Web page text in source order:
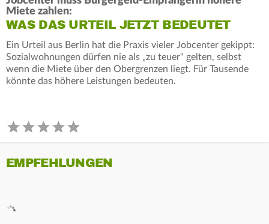
Miete zahlen:
WAS DAS URTEIL JETZT BEDEUTET
Ein Urteil aus Berlin hat die Praxis vieler Jobcenter gekippt:
Sozialwohnungen dürfen nie als „zu teuer“ gelten, selbst
wenn die Miete über den Obergrenzen liegt. Für Tausende
könnte das höhere Leistungen bedeuten.
EMPFEHLUNGEN